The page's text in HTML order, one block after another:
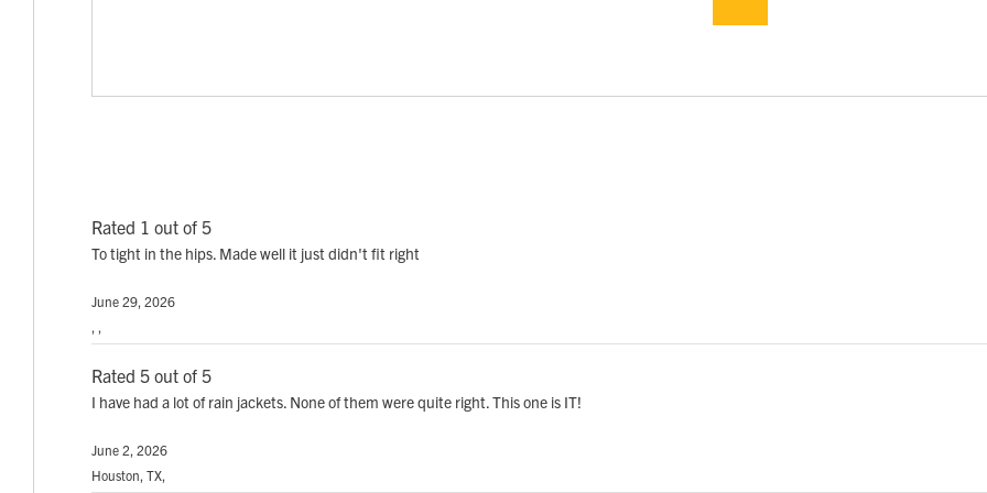
Rated 1 out of 5
To tight in the hips. Made well it just didn't fit right
June 29, 2026
, ,
Rated 5 out of 5
I have had a lot of rain jackets. None of them were quite right. This one is IT!
June 2, 2026
Houston, TX,